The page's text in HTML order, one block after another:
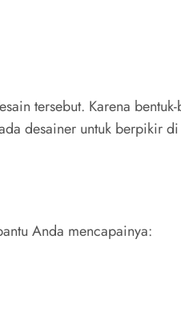
tersebut. Karena
desainer untuk berpikir
Anda mencapainya: